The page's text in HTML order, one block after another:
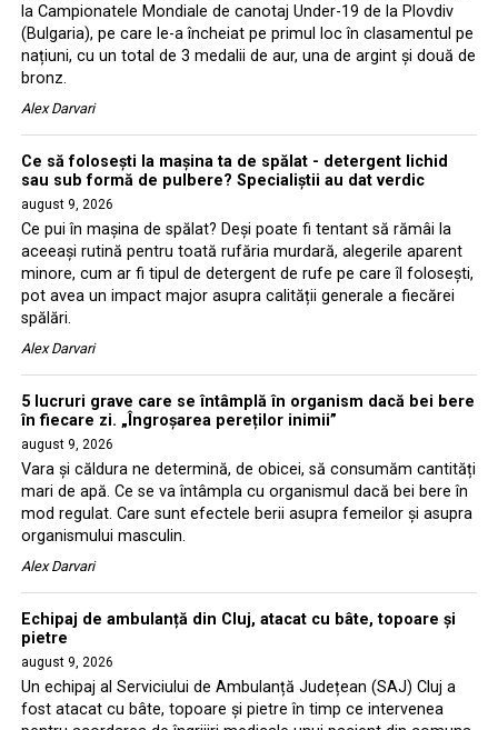
la Campionatele Mondiale de canotaj Under-19 de la Plovdiv
(Bulgaria), pe care le-a încheiat pe primul loc în clasamentul pe
națiuni, cu un total de 3 medalii de aur, una de argint și două de
bronz.
Alex Darvari
Ce să folosești la mașina ta de spălat - detergent lichid
sau sub formă de pulbere? Specialiștii au dat verdic
august 9, 2026
Ce pui în mașina de spălat? Deși poate fi tentant să rămâi la
aceeași rutină pentru toată rufăria murdară, alegerile aparent
minore, cum ar fi tipul de detergent de rufe pe care îl folosești,
pot avea un impact major asupra calității generale a fiecărei
spălări.
Alex Darvari
5 lucruri grave care se întâmplă în organism dacă bei bere
în fiecare zi. „Îngroșarea pereților inimii”
august 9, 2026
Vara și căldura ne determină, de obicei, să consumăm cantități
mari de apă. Ce se va întâmpla cu organismul dacă bei bere în
mod regulat. Care sunt efectele berii asupra femeilor și asupra
organismului masculin.
Alex Darvari
Echipaj de ambulanță din Cluj, atacat cu bâte, topoare și
pietre
august 9, 2026
Un echipaj al Serviciului de Ambulanță Județean (SAJ) Cluj a
fost atacat cu bâte, topoare și pietre în timp ce intervenea